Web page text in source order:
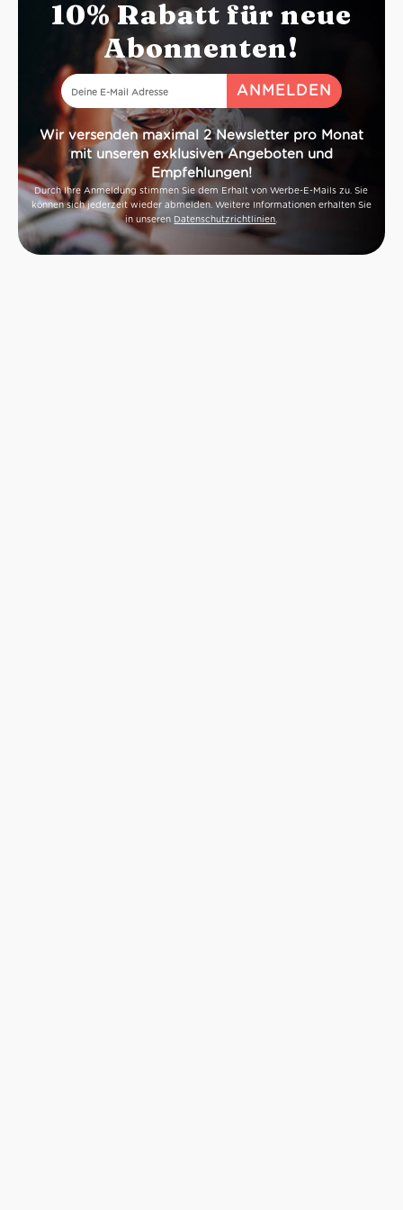
10% Rabatt für neue
Abonnenten!
Wir versenden maximal 2 Newsletter pro Monat
mit unseren exklusiven Angeboten und
Empfehlungen!
Durch Ihre Anmeldung stimmen Sie dem Erhalt von Werbe-E-Mails zu. Sie
können sich jederzeit wieder abmelden. Weitere Informationen erhalten Sie
in unseren Datenschutzrichtlinien